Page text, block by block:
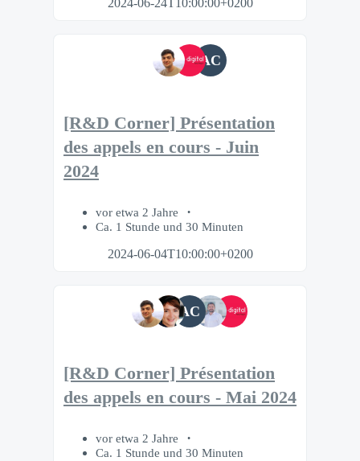
2024-06-24T10:00:00+0200
AC
[R&D Corner] Présentation
des appels en cours - Juin
2024
vor etwa 2 Jahre
Ca. 1 Stunde und 30 Minuten
2024-06-04T10:00:00+0200
AC
[R&D Corner] Présentation
des appels en cours - Mai 2024
vor etwa 2 Jahre
Ca. 1 Stunde und 30 Minuten